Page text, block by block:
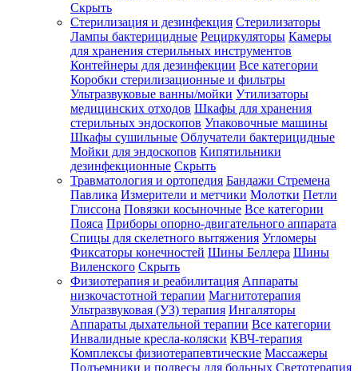
Скрыть
Стерилизация и дезинфекция Стерилизаторы
Лампы бактерицидные Рециркуляторы Камеры
для хранения стерильных инструментов
Контейнеры для дезинфекции Все категории
Коробки стерилизационные и фильтры
Ультразвуковые ванны/мойки Утилизаторы
медицинских отходов Шкафы для хранения
стерильных эндоскопов Упаковочные машины
Шкафы сушильные Облучатели бактерицидные
Мойки для эндоскопов Кипятильники
дезинфекционные Скрыть
Травматология и ортопедия Бандажи Стремена
Павлика Измерители и метчики Молотки Петли
Глиссона Повязки косыночные Все категории
Пояса Приборы опорно-двигательного аппарата
Спицы для скелетного вытяжения Угломеры
Фиксаторы конечностей Шины Беллера Шины
Виленского Скрыть
Физиотерапия и реабилитация Аппараты
низкочастотной терапии Магнитотерапия
Ультразвуковая (УЗ) терапия Ингаляторы
Аппараты дыхательной терапии Все категории
Инвалидные кресла-коляски КВЧ-терапия
Комплексы физиотерапевтические Массажеры
Подъемники и подвесы для больных Светотерапия